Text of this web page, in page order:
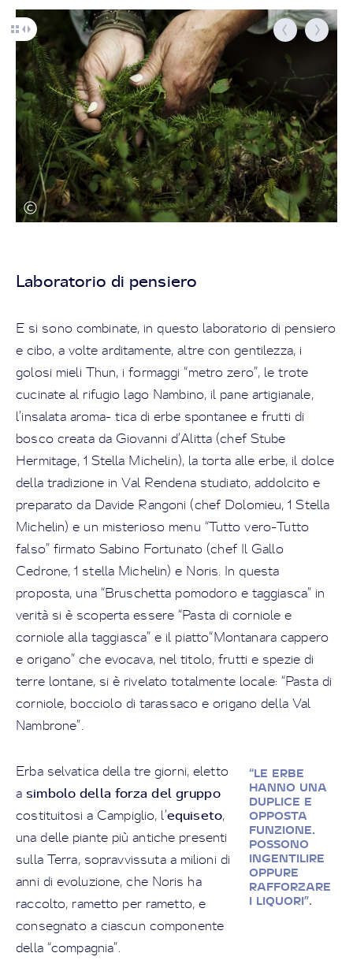
Laboratorio di pensiero
E si sono combinate, in questo laboratorio di pensiero
e cibo, a volte arditamente, altre con gentilezza, i
golosi mieli Thun, i formaggi “metro zero”, le trote
cucinate al rifugio lago Nambino, il pane artigianale,
l’insalata aroma- tica di erbe spontanee e frutti di
bosco creata da Giovanni d’Alitta (chef Stube
Hermitage, 1 Stella Michelin), la torta alle erbe, il dolce
della tradizione in Val Rendena studiato, addolcito e
preparato da Davide Rangoni (chef Dolomieu, 1 Stella
Michelin) e un misterioso menu “Tutto vero-Tutto
falso” firmato Sabino Fortunato (chef Il Gallo
Cedrone, 1 stella Michelin) e Noris. In questa
proposta, una “Bruschetta pomodoro e taggiasca” in
verità si è scoperta essere “Pasta di corniole e
corniole alla taggiasca” e il piatto“Montanara cappero
e origano” che evocava, nel titolo, frutti e spezie di
terre lontane, si è rivelato totalmente locale: “Pasta di
corniole, bocciolo di tarassaco e origano della Val
Nambrone”.
“LE ERBE
HANNO UNA
DUPLICE E
OPPOSTA
FUNZIONE.
POSSONO
INGENTILIRE
OPPURE
RAFFORZARE
I LIQUORI”.
Erba selvatica della tre giorni, eletto
a simbolo della forza del gruppo
costituitosi a Campiglio, l’equiseto,
una delle piante più antiche presenti
sulla Terra, sopravvissuta a milioni di
anni di evoluzione, che Noris ha
raccolto, rametto per rametto, e
consegnato a ciascun componente
della “compagnia”.